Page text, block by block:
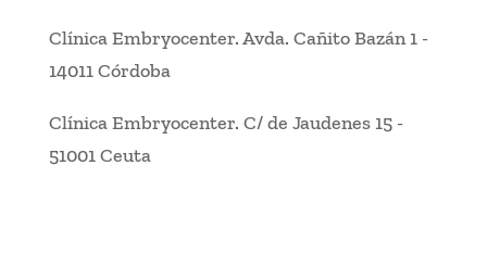
Clínica Embryocenter.Avda. Cañito Bazán 1-
14011 Córdoba
Clínica Embryocenter. C/ de Jaudenes 15-
51001 Ceuta